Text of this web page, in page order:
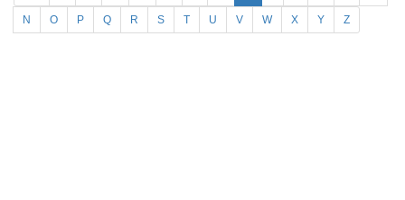
N O P Q R S T U V W X Y Z